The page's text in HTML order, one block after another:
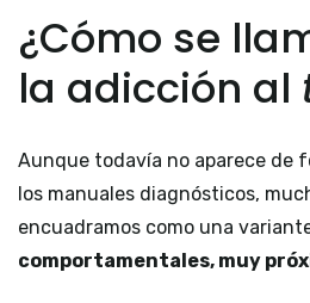
¿Cómo se
la adicción al
Aunque todavía no aparece de
los manuales diagnósticos,
encuadramos como una
comportamentales, muy